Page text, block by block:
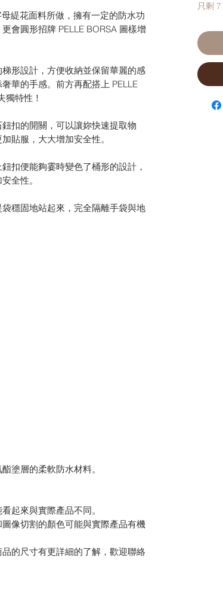
緹花面料所做，擁有一定的防水功
會圓形招牌 PELLE BORSA 圖樣增
形設計，方便收納並保留華麗的感
華的手感。前方再配搭上 PELLE
獨特性！
扣的開關，可以讓妳快速提取物
貼服，大大增加安全性。
扣便能夠霎時變色了桶形的設計，
全性。
穩固地站起來，完全隔離手袋與地
塗層的柔軟防水材料。
起來與實際產品不同。
像切割的顏色可能與實際產品有機
的尺寸有更詳細的了解，歡迎聯絡
只剩